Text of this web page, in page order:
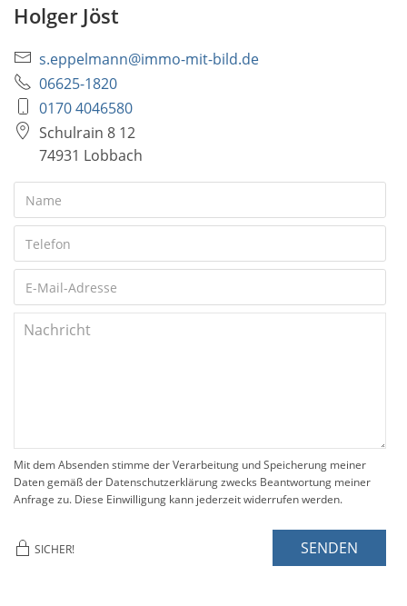
Holger Jöst
s.eppelmann@immo-mit-bild.de
06625-1820
0170 4046580
Schulrain 8 12
74931 Lobbach
Mit dem Absenden stimme der Verarbeitung und Speicherung meiner
Daten gemäß der Datenschutzerklärung zwecks Beantwortung meiner
Anfrage zu. Diese Einwilligung kann jederzeit widerrufen werden.
SICHER! SENDEN